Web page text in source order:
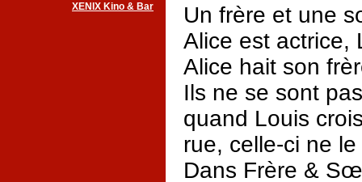
XENIX Kino & Bar
Un frère et une
Alice est actrice,
Alice hait son
Ils ne se sont
quand Louis
rue, celle-ci ne
Dans Frère &